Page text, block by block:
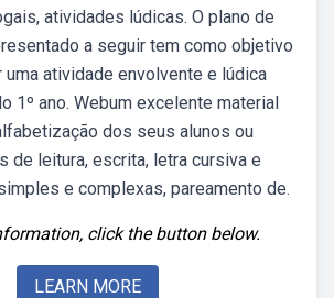
atividades lúdicas. O plano de
a seguir tem como objetivo
atividade envolvente e lúdica
1º ano. Webum excelente material
dos seus alunos ou
de leitura, escrita, letra cursiva e
e complexas, pareamento de.
click the button below.
LEARN MORE